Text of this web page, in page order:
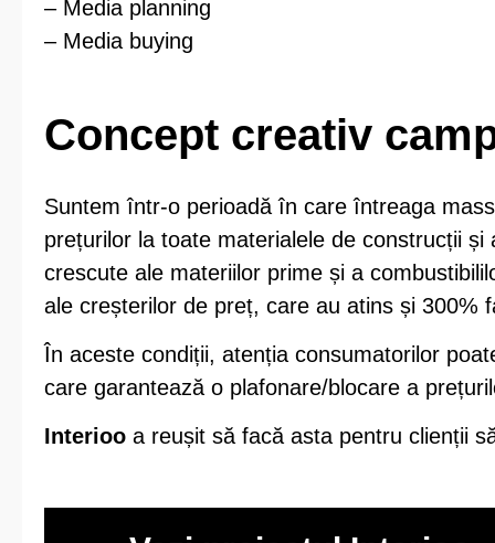
– Media planning
– Media buying
Concept creativ
Suntem într-o perioadă în care întreaga
prețurilor la toate materialele de construcții și
crescute ale materiilor prime și a
ale creșterilor de preț, care au atins și 300%
În aceste condiții, atenția consumatorilor
care garantează o plafonare/blocare a
Interioo a reușit să facă asta pentru clienții